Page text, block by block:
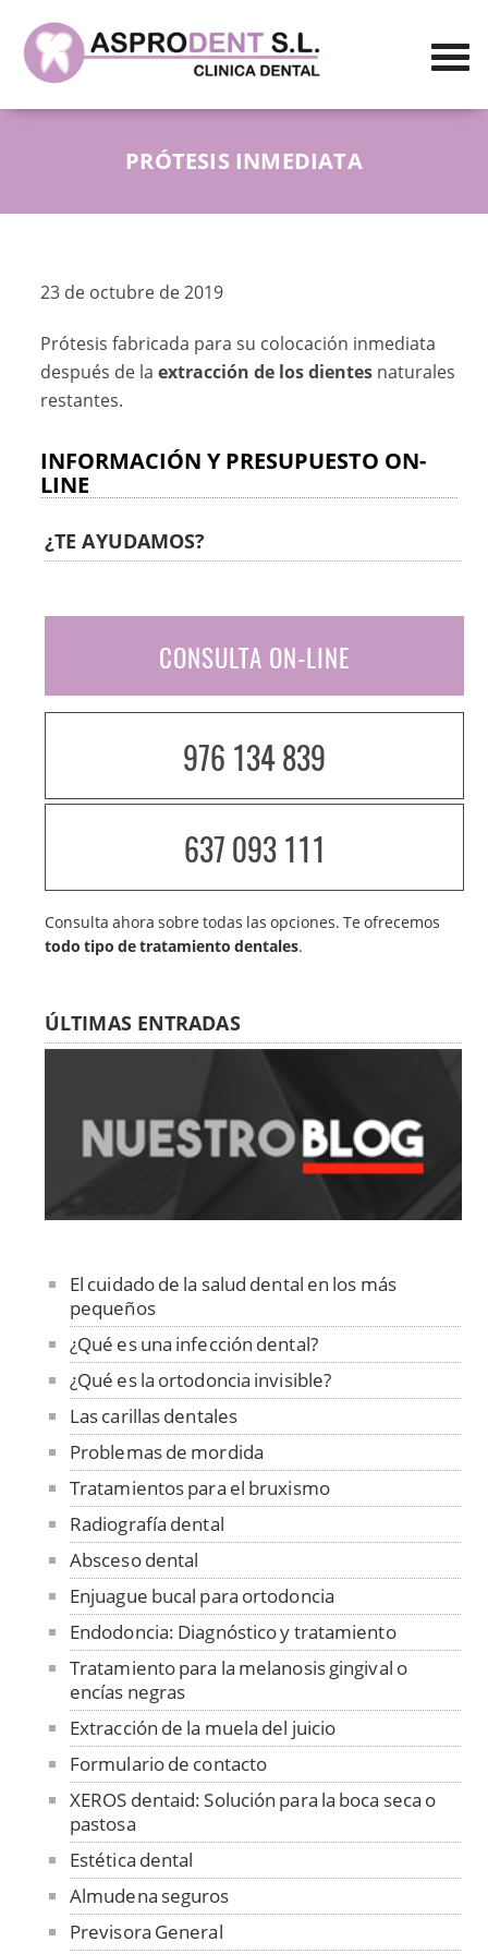
PRÓTESIS INMEDIATA
23 de octubre de 2019
Prótesis fabricada para su colocación inmediata
después de la extracción de los dientes naturales
restantes.
INFORMACIÓN Y PRESUPUESTO ON-
LINE
¿TE AYUDAMOS?
CONSULTA ON-LINE
976 134 839
637 093 111
Consulta ahora sobre todas las opciones. Te ofrecemos
todo tipo de tratamiento dentales.
ÚLTIMAS ENTRADAS
El cuidado de la salud dental en los más
pequeños
¿Qué es una infección dental?
¿Qué es la ortodoncia invisible?
Las carillas dentales
Problemas de mordida
Tratamientos para el bruxismo
Radiografía dental
Absceso dental
Enjuague bucal para ortodoncia
Endodoncia: Diagnóstico y tratamiento
Tratamiento para la melanosis gingival o
encías negras
Extracción de la muela del juicio
Formulario de contacto
XEROS dentaid: Solución para la boca seca o
pastosa
Estética dental
Almudena seguros
Previsora General